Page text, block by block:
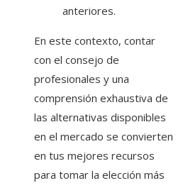
anteriores.
En este contexto, contar
con el consejo de
profesionales y una
comprensión exhaustiva de
las alternativas disponibles
en el mercado se convierten
en tus mejores recursos
para tomar la elección más